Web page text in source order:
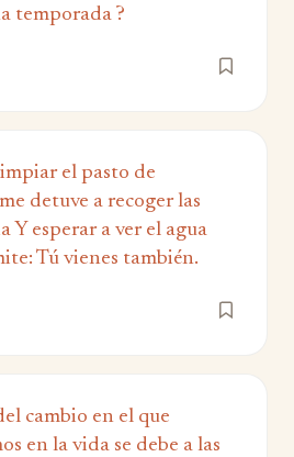
temporada ?
el pasto de
detuve a recoger las
Y esperar a ver el agua
Tú vienes también.
cambio en el que
en la vida se debe a las